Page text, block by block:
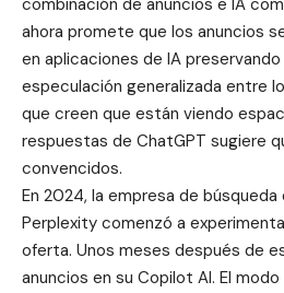
combinación de anuncios e IA
ahora promete que los anuncios
en aplicaciones de IA preservando
especulación generalizada entre
que creen que están viendo
respuestas de ChatGPT sugiere
convencidos.
En 2024, la empresa de
Perplexity comenzó a
oferta. Unos meses después de
anuncios en su Copilot AI. El